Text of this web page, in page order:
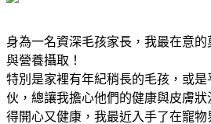
身為一名資深毛孩家長，我最在意
與營養攝取！
特別是家裡有年紀稍長的毛孩，或
伙，總讓我擔心他們的健康與皮膚
得開心又健康，我最近入手了在寵